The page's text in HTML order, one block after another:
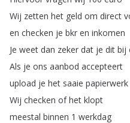
Wij zetten het geld om direct
en checken je bkr en inkomen
Je weet dan zeker dat je dit bij
Als je ons aanbod accepteert
upload je het saaie papierwerk
Wij checken of het klopt
meestal binnen 1 werkdag